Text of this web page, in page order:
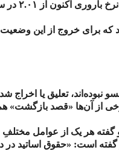
باروری اکنون از ۲.۰۱ در
برای خروج از این
تعلیق یا اخراج
از آن‌ها «قصد بازگشت»
گفته هر یک از عوامل
است:‌ «حقوق اساتید در